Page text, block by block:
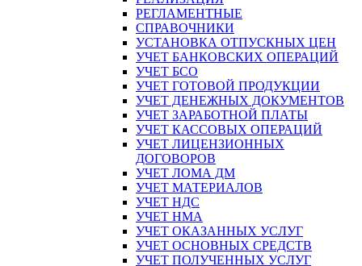
РЕГЛАМЕНТНЫЕ
СПРАВОЧНИКИ
УСТАНОВКА ОТПУСКНЫХ ЦЕН
УЧЕТ БАНКОВСКИХ ОПЕРАЦИЙ
УЧЕТ БСО
УЧЕТ ГОТОВОЙ ПРОДУКЦИИ
УЧЕТ ДЕНЕЖНЫХ ДОКУМЕНТОВ
УЧЕТ ЗАРАБОТНОЙ ПЛАТЫ
УЧЕТ КАССОВЫХ ОПЕРАЦИЙ
УЧЕТ ЛИЦЕНЗИОННЫХ
ДОГОВОРОВ
УЧЕТ ЛОМА ДМ
УЧЕТ МАТЕРИАЛОВ
УЧЕТ НДС
УЧЕТ НМА
УЧЕТ ОКАЗАННЫХ УСЛУГ
УЧЕТ ОСНОВНЫХ СРЕДСТВ
УЧЕТ ПОЛУЧЕННЫХ УСЛУГ